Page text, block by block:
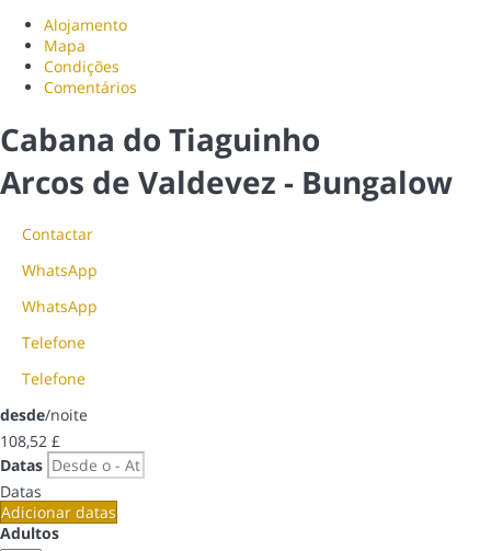
Alojamento
Mapa
Condições
Comentários
Cabana do Tiaguinho
Arcos de Valdevez - Bungalow
Contactar
WhatsApp
WhatsApp
Telefone
Telefone
desde/noite
108,52 £
Datas
Datas
Adicionar datas
Adultos